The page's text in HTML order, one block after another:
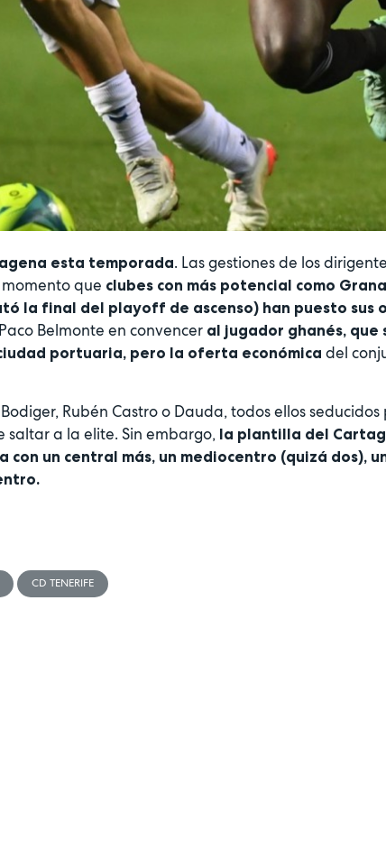
esta temporada. Las gestiones de los
que clubes con más potencial como
la final del playoff de ascenso) han puesto sus
Belmonte en convencer al jugador ghanés, que
portuaria, pero la oferta económica del
Rubén Castro o Dauda, todos ellos
saltar a la elite. Sin embargo, la plantilla del
un central más, un mediocentro (quizá dos),
CD TENERIFE